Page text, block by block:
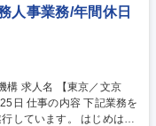
、方針説明会など）の企
ーション強化の立案 等
イベントやCSR活動の企
人事業務/年間休日
文京
務を
しています。 はじめは担